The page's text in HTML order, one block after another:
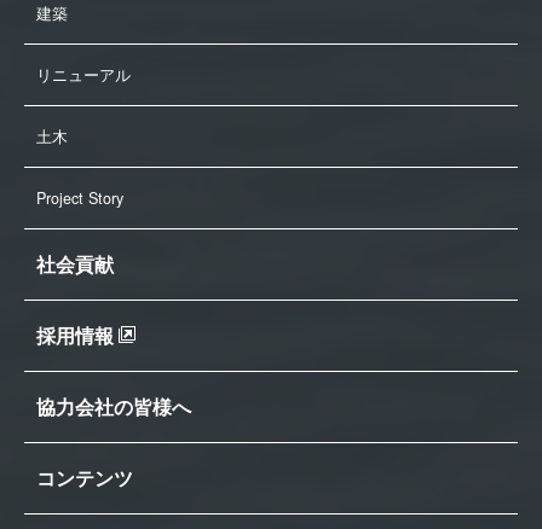
建築
リニューアル
土木
Project Story
社会貢献
採用情報
協力会社の皆様へ
コンテンツ